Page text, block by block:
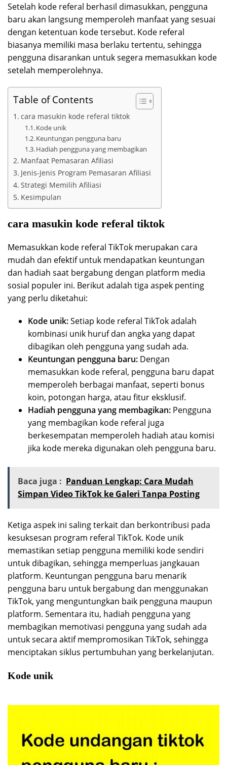
Setelah kode referal berhasil dimasukkan, pengguna
baru akan langsung memperoleh manfaat yang sesuai
dengan ketentuan kode tersebut. Kode referal
biasanya memiliki masa berlaku tertentu, sehingga
pengguna disarankan untuk segera memasukkan kode
setelah memperolehnya.
Table of Contents
cara masukin kode referal tiktok
Kode unik
Keuntungan pengguna baru
Hadiah pengguna yang membagikan
Manfaat Pemasaran Afiliasi
Jenis-Jenis Program Pemasaran Afiliasi
Strategi Memilih Afiliasi
Kesimpulan
cara masukin kode referal tiktok
Memasukkan kode referal TikTok merupakan cara
mudah dan efektif untuk mendapatkan keuntungan
dan hadiah saat bergabung dengan platform media
sosial populer ini. Berikut adalah tiga aspek penting
yang perlu diketahui:
Kode unik:Setiap kode referal TikTok adalah
kombinasi unik huruf dan angka yang dapat
dibagikan oleh pengguna yang sudah ada.
Keuntungan pengguna baru: Dengan
memasukkan kode referal, pengguna baru dapat
memperoleh berbagai manfaat, seperti bonus
koin, potongan harga, atau fitur eksklusif.
Hadiah pengguna yang membagikan: Pengguna
yang membagikan kode referal juga
berkesempatan memperoleh hadiah atau komisi
jika kode mereka digunakan oleh pengguna baru.
Baca juga : Panduan Lengkap: Cara Mudah
Simpan Video TikTok ke Galeri Tanpa Posting
Ketiga aspek ini saling terkait dan berkontribusi pada
kesuksesan program referal TikTok. Kode unik
memastikan setiap pengguna memiliki kode sendiri
untuk dibagikan, sehingga memperluas jangkauan
platform. Keuntungan pengguna baru menarik
pengguna baru untuk bergabung dan menggunakan
TikTok, yang menguntungkan baik pengguna maupun
platform. Sementara itu, hadiah pengguna yang
membagikan memotivasi pengguna yang sudah ada
untuk secara aktif mempromosikan TikTok, sehingga
menciptakan siklus pertumbuhan yang berkelanjutan.
Kode unik